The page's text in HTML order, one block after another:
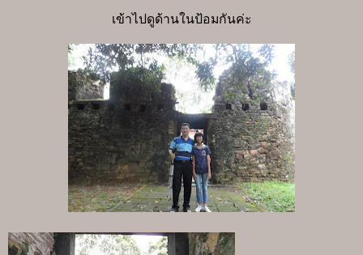
เข้าไปดูด้านในป้อมกันค่ะ